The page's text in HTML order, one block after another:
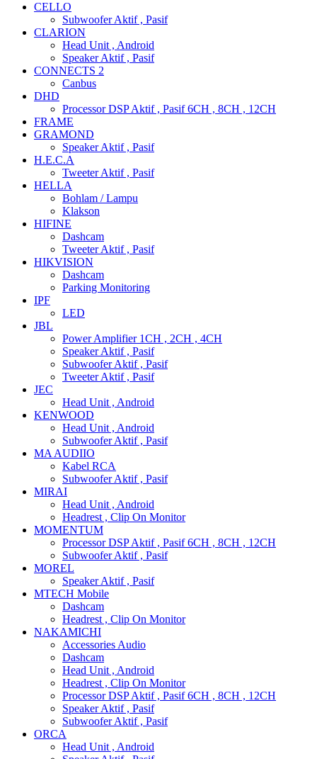
CELLO
Subwoofer Aktif , Pasif
CLARION
Head Unit , Android
Speaker Aktif , Pasif
CONNECTS 2
Canbus
DHD
Processor DSP Aktif , Pasif 6CH , 8CH , 12CH
FRAME
GRAMOND
Speaker Aktif , Pasif
H.E.C.A
Tweeter Aktif , Pasif
HELLA
Bohlam / Lampu
Klakson
HIFINE
Dashcam
Tweeter Aktif , Pasif
HIKVISION
Dashcam
Parking Monitoring
IPF
LED
JBL
Power Amplifier 1CH , 2CH , 4CH
Speaker Aktif , Pasif
Subwoofer Aktif , Pasif
Tweeter Aktif , Pasif
JEC
Head Unit , Android
KENWOOD
Head Unit , Android
Subwoofer Aktif , Pasif
MA AUDIIO
Kabel RCA
Subwoofer Aktif , Pasif
MIRAI
Head Unit , Android
Headrest , Clip On Monitor
MOMENTUM
Processor DSP Aktif , Pasif 6CH , 8CH , 12CH
Subwoofer Aktif , Pasif
MOREL
Speaker Aktif , Pasif
MTECH Mobile
Dashcam
Headrest , Clip On Monitor
NAKAMICHI
Accessories Audio
Dashcam
Head Unit , Android
Headrest , Clip On Monitor
Processor DSP Aktif , Pasif 6CH , 8CH , 12CH
Speaker Aktif , Pasif
Subwoofer Aktif , Pasif
ORCA
Head Unit , Android